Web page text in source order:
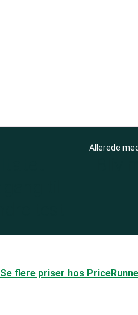
Allerede
Se flere priser hos